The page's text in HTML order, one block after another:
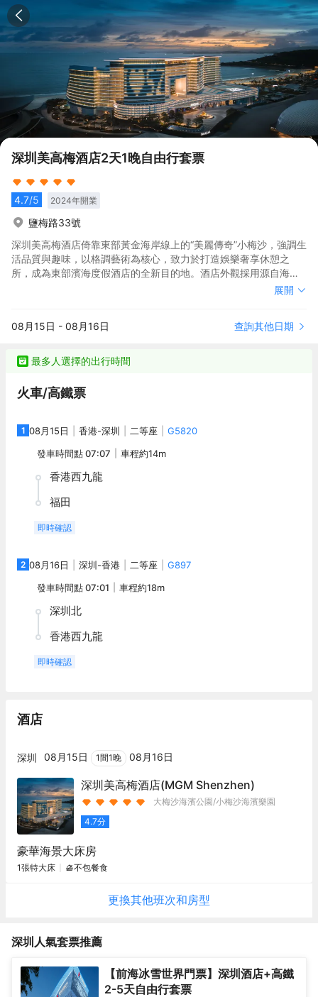
深圳美高梅酒店2天1晚自由行套票
4.7/5 2024年開業
鹽梅路33號
深圳美高梅酒店倚靠東部黃金海岸線上的“美麗傳奇”小梅沙，強調生
活品質與趣味，以格調藝術為核心，致力於打造娛樂奢享休憩之
所，成為東部濱海度假酒店的全新目的地。酒店外觀採用源自海洋
動感的S型設計，擁有寬敞奢適的現代化全海景客房及套房，從面積
感，樂享面朝大海、枕風而眠的親海時光。 酒店內設4間風格迥異
藝術。 同時，酒店配備面積1,056平方米，層高8.8米無柱式寬敞明
梅沙旖旎風光。貝加爾湖、波塞冬多功能廳可適配多元化派對、時
尚商業活動、小型定製婚禮等需求，為賓客帶來沉浸式全海景享
亮深圳濱海絢麗之夜，精彩馬戲、魔術互動、小丑表演、火舞等熱
樂精神與待客之道完美結合。彙集藝術、玩樂、美食和驚奇，為每
一位精彩生活樂享者打造多元紛呈、超越期待的活力娛樂體驗。
深圳美高梅酒店倚靠東部黃金海岸線上的“美麗傳奇”小梅沙，強調生
動感的S型設計，擁有寬敞奢適的現代化全海景客房及套房，從面積
的總統套房。棲居於此，將在都市中的山海，體驗賓至如歸的鬆弛
的餐廳及2間特色酒吧，為每位精彩生活樂享者呈現超越期待的烹飪
藝術。 同時，酒店配備面積1,056平方米，層高8.8米無柱式寬敞明
梅沙旖旎風光。貝加爾湖、波塞冬多功能廳可適配多元化派對、時
受。 此外，源自拉斯維加斯的美高梅娛樂精神代表“M秀”，即將點
亮深圳濱海絢麗之夜，精彩馬戲、魔術互動、小丑表演、火舞等熱
情活力的表演秀隨時隨地上演。秉承“讓娛樂動人”的品牌理念，將娛
樂精神與待客之道完美結合。彙集藝術、玩樂、美食和驚奇，為每
展開
08月15日 - 08月16日 查詢其他日期
最多人選擇的出行時間
火車/高鐵票
1 08月15日 香港-深圳 二等座
G5820
發車時間點07:07 車程約14m
香港西九龍
福田
即時確認
2 08月16日 深圳-香港 二等座
G897
發車時間點07:01 車程約18m
深圳北
香港西九龍
即時確認
酒店
深圳 08月15日 1間1晚 08月16日
深圳美高梅酒店(MGM Shenzhen)
大梅沙海濱公園/小梅沙海濱樂園
4.7分
豪華海景大床房
1張特大床 不包餐食
更換其他班次和房型
深圳 人氣套票推薦
【前海冰雪世界門票】深圳酒店+高鐵
2-5天自由行套票